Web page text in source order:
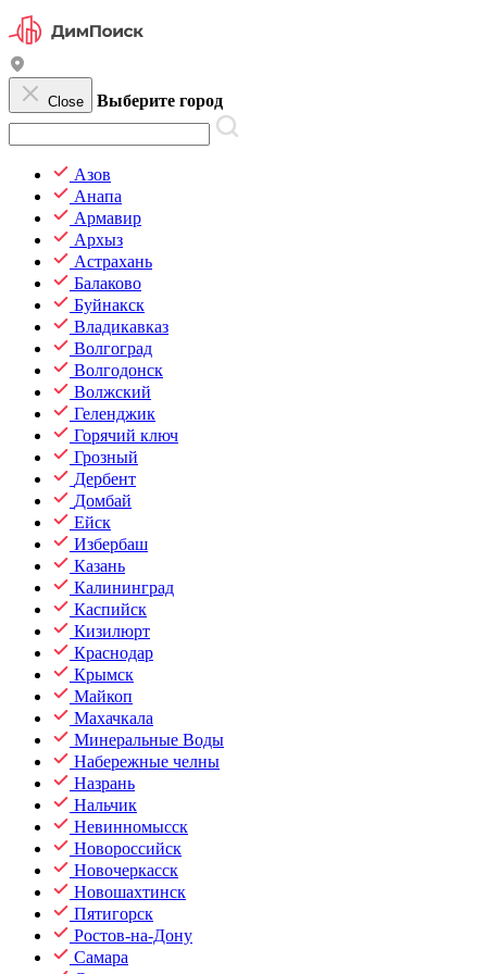
Close Выберите город
Азов
Анапа
Армавир
Архыз
Астрахань
Балаково
Буйнакск
Владикавказ
Волгоград
Волгодонск
Волжский
Геленджик
Горячий ключ
Грозный
Дербент
Домбай
Ейск
Избербаш
Казань
Калининград
Каспийск
Кизилюрт
Краснодар
Крымск
Майкоп
Махачкала
Минеральные Воды
Набережные челны
Назрань
Нальчик
Невинномысск
Новороссийск
Новочеркасск
Новошахтинск
Пятигорск
Ростов-на-Дону
Самара